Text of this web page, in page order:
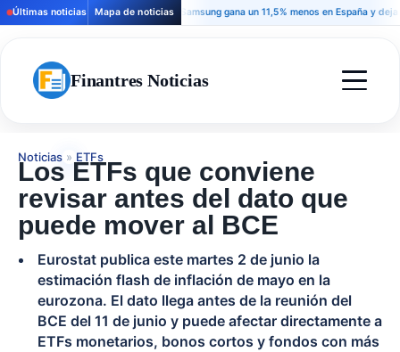
Últimas noticias Mapa de noticiasSamsung gana un 11,5% menos en España y deja
Finantres Noticias
Noticias » ETFs
Los ETFs que conviene
revisar antes del dato que
puede mover al BCE
Eurostat publica este martes 2 de junio la
estimación flash de inflación de mayo en la
eurozona. El dato llega antes de la reunión del
BCE del 11 de junio y puede afectar directamente a
ETFs monetarios, bonos cortos y fondos con más